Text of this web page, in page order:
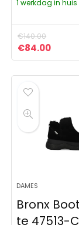
1 werkdag in huis
€140.00
€84.00
DAMES
Bronx
te 47513-